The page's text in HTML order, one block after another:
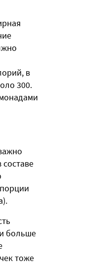
в
300.
больше
тоже